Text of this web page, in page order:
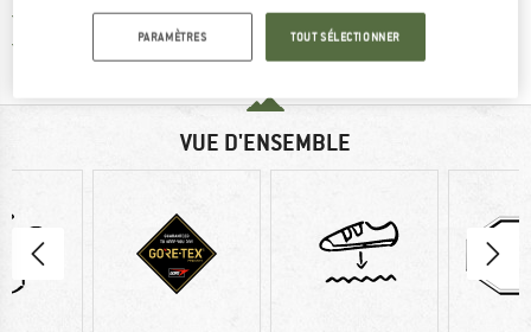
Tous les articles disponibles
Protection des acheteurs de Trusted ShopsTrouve toutes les
VUE D'ENSEMBLE
PARAMÈTRES TOUT SÉLECTIONNER